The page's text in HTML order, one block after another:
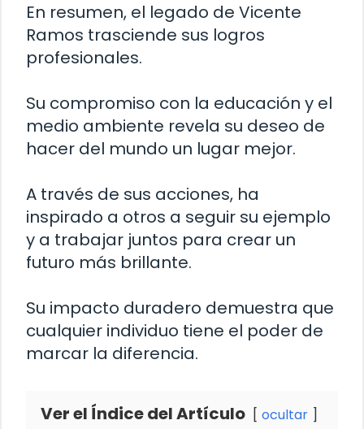
En resumen, el legado de Vicente
Ramos trasciende sus logros
profesionales.
Su compromiso con la educación y el
medio ambiente revela su deseo de
hacer del mundo un lugar mejor.
A través de sus acciones, ha
inspirado a otros a seguir su ejemplo
y a trabajar juntos para crear un
futuro más brillante.
Su impacto duradero demuestra que
cualquier individuo tiene el poder de
marcar la diferencia.
Ver el Índice del Artículo ocultar